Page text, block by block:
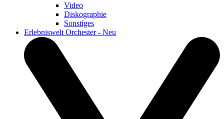
Video
Diskographie
Sonstiges
Erlebniswelt Orchester - Neu